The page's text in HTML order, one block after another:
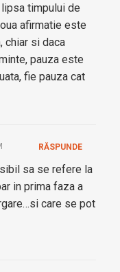
timpului de
afirmatie este
chiar si daca
pauza este
fie pauza cat
sa se refere la
in prima faza a
care se pot
RĂSPUNDE